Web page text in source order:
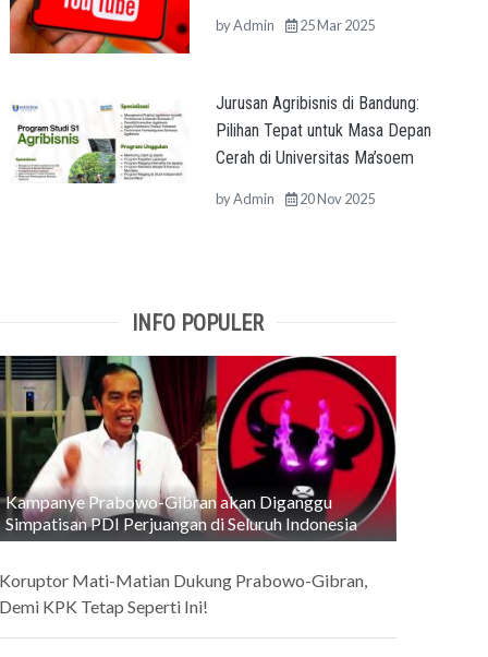
byAdmin 25 Mar 2025
Jurusan Agribisnis di Bandung:
Pilihan Tepat untuk Masa Depan
Cerah di Universitas Ma’soem
byAdmin 20 Nov 2025
INFO POPULER
Kampanye Prabowo-Gibran akan Diganggu
Simpatisan PDI Perjuangan di Seluruh Indonesia
Mati-Matian Dukung Prabowo-Gibran,
KPK Tetap Seperti Ini!